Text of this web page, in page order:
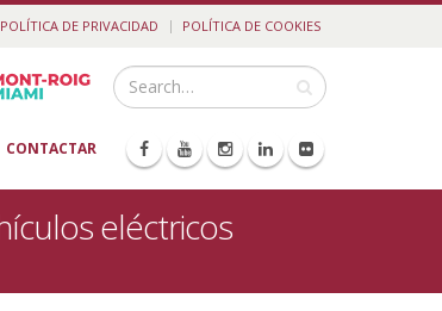
POLÍTICA DE PRIVACIDAD POLÍTICA DE COOKIES
CONTACTAR
eléctricos